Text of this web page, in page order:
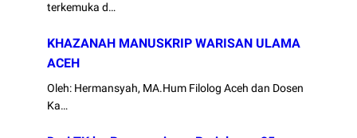
terkemuka d…
KHAZANAH MANUSKRIP WARISAN ULAMA
ACEH
Oleh: Hermansyah, MA.Hum Filolog Aceh dan Dosen
Ka…